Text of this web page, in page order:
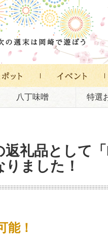
八丁味噌 特選
礼品として
ました！
能！